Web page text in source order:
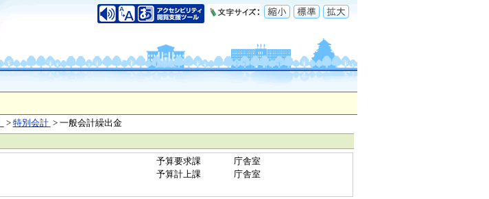
> 特別会計 > 一般会計繰出金
予算要求課
庁舎室
予算計上課
庁舎室